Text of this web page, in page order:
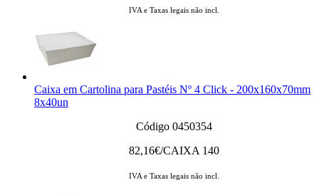
IVA e Taxas legais não incl.
Caixa em Cartolina para Pastéis Nº 4 Click - 200x160x70mm
8x40un
Código 0450354
82,16€/CAIXA 140
IVA e Taxas legais não incl.